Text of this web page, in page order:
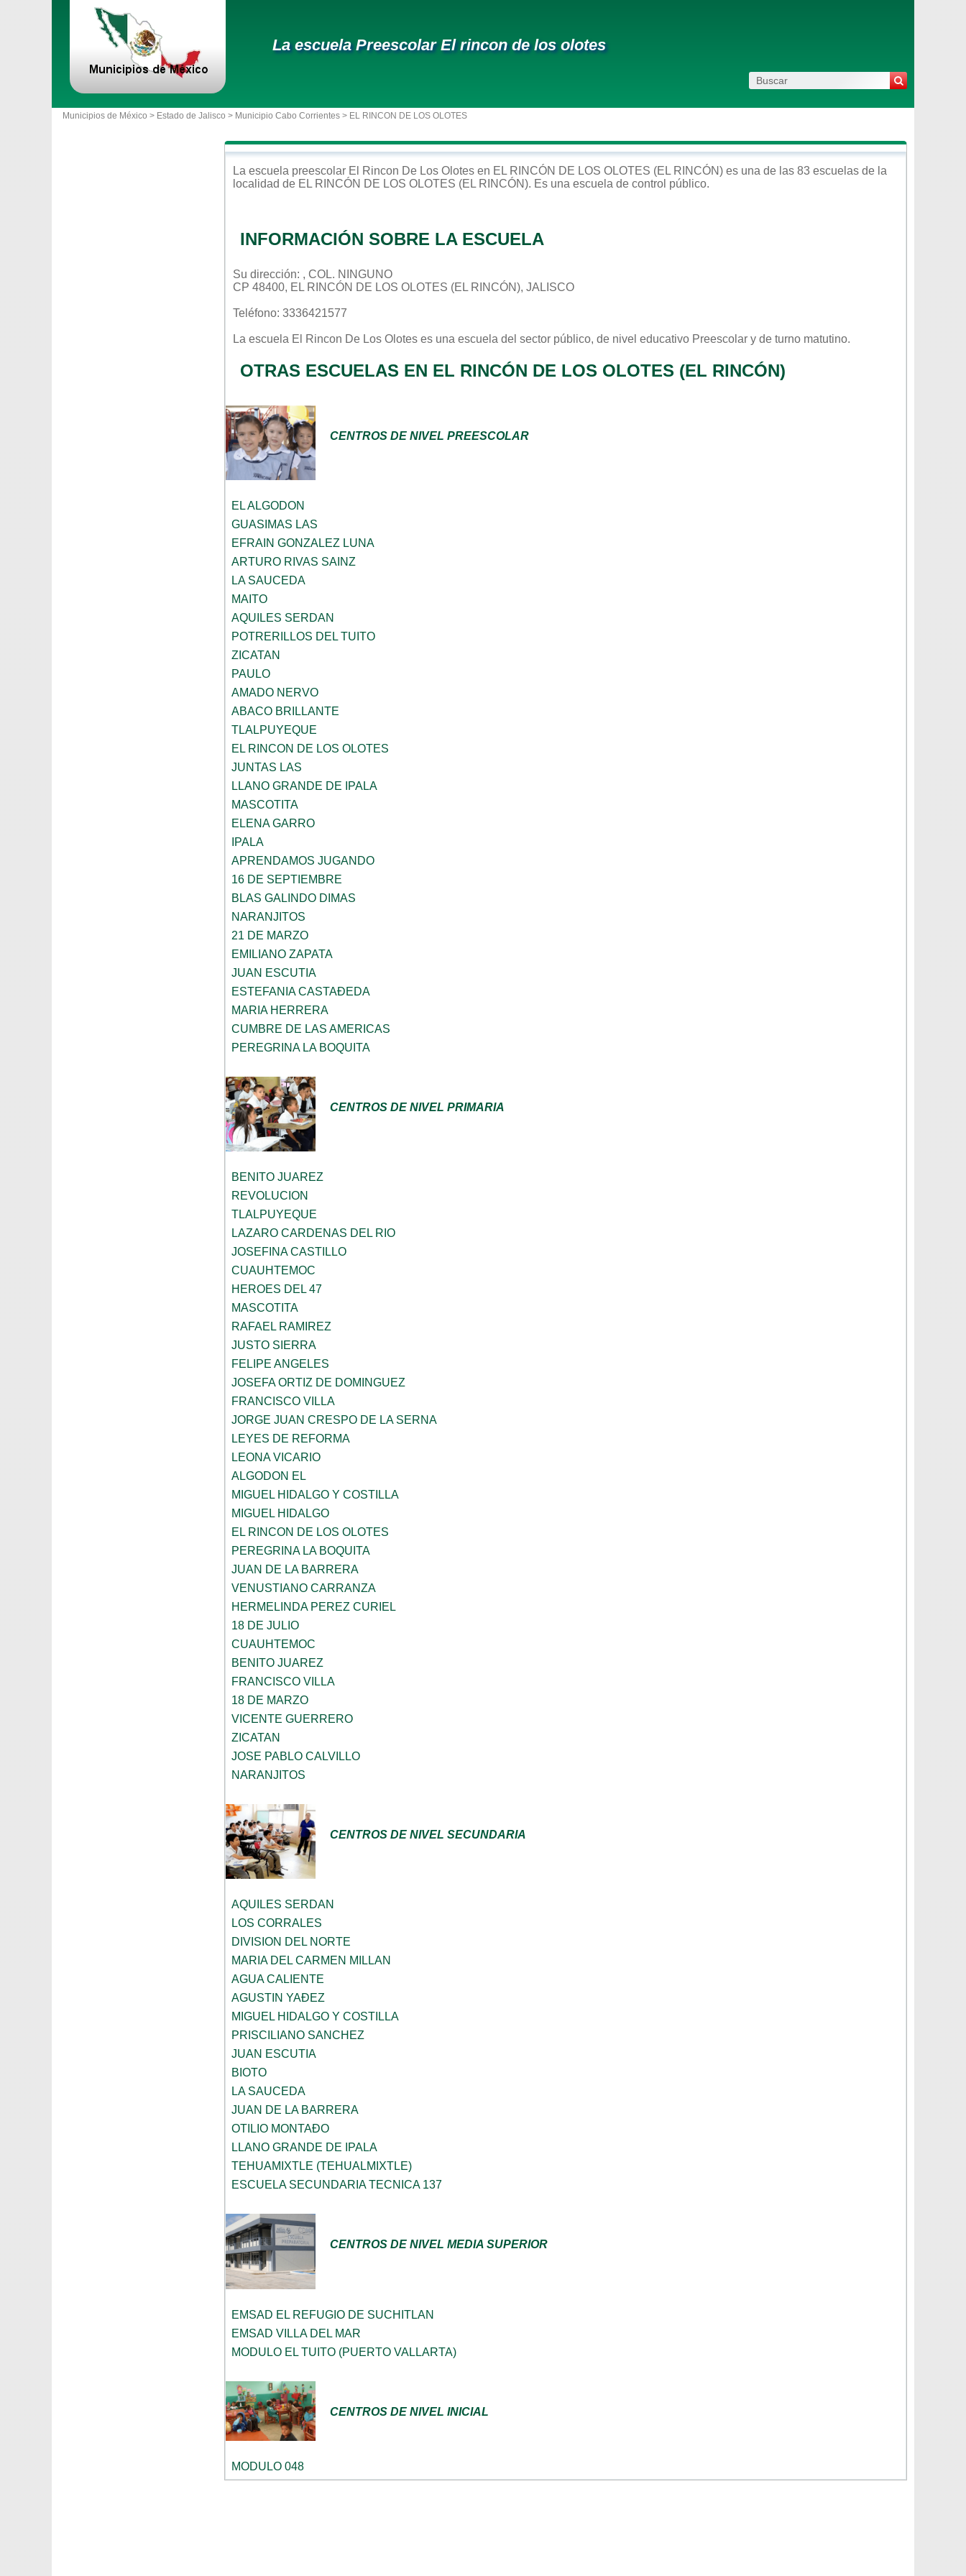
La escuela Preescolar El rincon de los olotes
Municipios de México > Estado de Jalisco > Municipio Cabo Corrientes > EL RINCON DE LOS OLOTES
La escuela preescolar El Rincon De Los Olotes en EL RINCÓN DE LOS OLOTES (EL RINCÓN) es una de las 83 escuelas de la
localidad de EL RINCÓN DE LOS OLOTES (EL RINCÓN). Es una escuela de control público.
INFORMACIÓN SOBRE LA ESCUELA
Su dirección: , COL. NINGUNO
CP 48400, EL RINCÓN DE LOS OLOTES (EL RINCÓN), JALISCO
Teléfono: 3336421577
La escuela El Rincon De Los Olotes es una escuela del sector público, de nivel educativo Preescolar y de turno matutino.
OTRAS ESCUELAS EN EL RINCÓN DE LOS OLOTES (EL RINCÓN)
CENTROS DE NIVEL PREESCOLAR
EL ALGODON
GUASIMAS LAS
EFRAIN GONZALEZ LUNA
ARTURO RIVAS SAINZ
LA SAUCEDA
MAITO
AQUILES SERDAN
POTRERILLOS DEL TUITO
ZICATAN
PAULO
AMADO NERVO
ABACO BRILLANTE
TLALPUYEQUE
EL RINCON DE LOS OLOTES
JUNTAS LAS
LLANO GRANDE DE IPALA
MASCOTITA
ELENA GARRO
IPALA
APRENDAMOS JUGANDO
16 DE SEPTIEMBRE
BLAS GALINDO DIMAS
NARANJITOS
21 DE MARZO
EMILIANO ZAPATA
JUAN ESCUTIA
ESTEFANIA CASTAÐEDA
MARIA HERRERA
CUMBRE DE LAS AMERICAS
PEREGRINA LA BOQUITA
CENTROS DE NIVEL PRIMARIA
BENITO JUAREZ
REVOLUCION
TLALPUYEQUE
LAZARO CARDENAS DEL RIO
JOSEFINA CASTILLO
CUAUHTEMOC
HEROES DEL 47
MASCOTITA
RAFAEL RAMIREZ
JUSTO SIERRA
FELIPE ANGELES
JOSEFA ORTIZ DE DOMINGUEZ
FRANCISCO VILLA
JORGE JUAN CRESPO DE LA SERNA
LEYES DE REFORMA
LEONA VICARIO
ALGODON EL
MIGUEL HIDALGO Y COSTILLA
MIGUEL HIDALGO
EL RINCON DE LOS OLOTES
PEREGRINA LA BOQUITA
JUAN DE LA BARRERA
VENUSTIANO CARRANZA
HERMELINDA PEREZ CURIEL
18 DE JULIO
CUAUHTEMOC
BENITO JUAREZ
FRANCISCO VILLA
18 DE MARZO
VICENTE GUERRERO
ZICATAN
JOSE PABLO CALVILLO
NARANJITOS
CENTROS DE NIVEL SECUNDARIA
AQUILES SERDAN
LOS CORRALES
DIVISION DEL NORTE
MARIA DEL CARMEN MILLAN
AGUA CALIENTE
AGUSTIN YAÐEZ
MIGUEL HIDALGO Y COSTILLA
PRISCILIANO SANCHEZ
JUAN ESCUTIA
BIOTO
LA SAUCEDA
JUAN DE LA BARRERA
OTILIO MONTAÐO
LLANO GRANDE DE IPALA
TEHUAMIXTLE (TEHUALMIXTLE)
ESCUELA SECUNDARIA TECNICA 137
CENTROS DE NIVEL MEDIA SUPERIOR
EMSAD EL REFUGIO DE SUCHITLAN
EMSAD VILLA DEL MAR
MODULO EL TUITO (PUERTO VALLARTA)
CENTROS DE NIVEL INICIAL
MODULO 048